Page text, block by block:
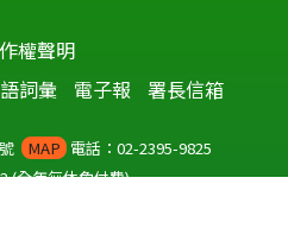
權聲明
詞彙 電子報 署長信箱
MAP 電話：02-2395-9825
(全年無休免付費)